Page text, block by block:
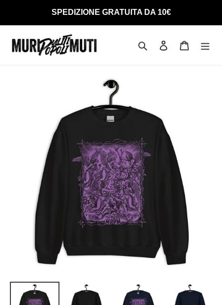
ai
contenuti
SPEDIZIONE GRATUITA DA 10€
Cerca Accedi Carrello